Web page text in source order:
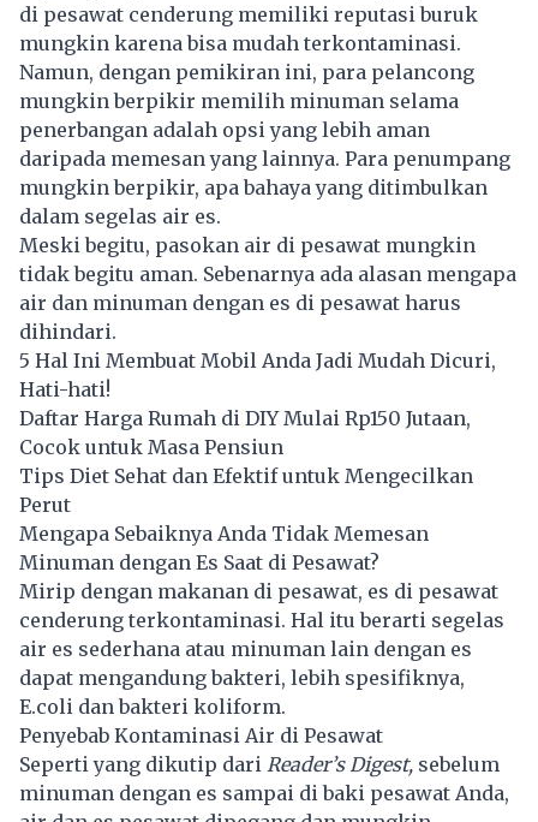
di pesawat cenderung memiliki reputasi buruk
mungkin karena bisa mudah terkontaminasi.
Namun, dengan pemikiran ini, para pelancong
mungkin berpikir memilih minuman selama
penerbangan adalah opsi yang lebih aman
daripada memesan yang lainnya. Para penumpang
mungkin berpikir, apa bahaya yang ditimbulkan
dalam segelas air es.
Meski begitu, pasokan air di pesawat mungkin
tidak begitu aman. Sebenarnya ada alasan mengapa
air dan minuman dengan es di pesawat harus
dihindari.
5 Hal Ini Membuat Mobil Anda Jadi Mudah Dicuri,
Hati-hati!
Daftar Harga Rumah di DIY Mulai Rp150 Jutaan,
Cocok untuk Masa Pensiun
Tips Diet Sehat dan Efektif untuk Mengecilkan
Perut
Mengapa Sebaiknya Anda Tidak Memesan
Minuman dengan Es Saat di Pesawat?
Mirip dengan makanan di pesawat, es di pesawat
cenderung terkontaminasi. Hal itu berarti segelas
air es sederhana atau minuman lain dengan es
dapat mengandung bakteri, lebih spesifiknya,
E.coli dan bakteri koliform.
Penyebab Kontaminasi Air di Pesawat
Seperti yang dikutip dari Reader’s Digest, sebelum
minuman dengan es sampai di baki pesawat Anda,